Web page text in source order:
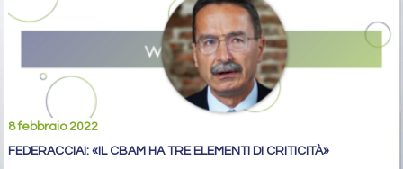
8 febbraio 2022
FEDERACCIAI: «IL CBAM HA TRE ELEMENTI DI CRITICITÀ»